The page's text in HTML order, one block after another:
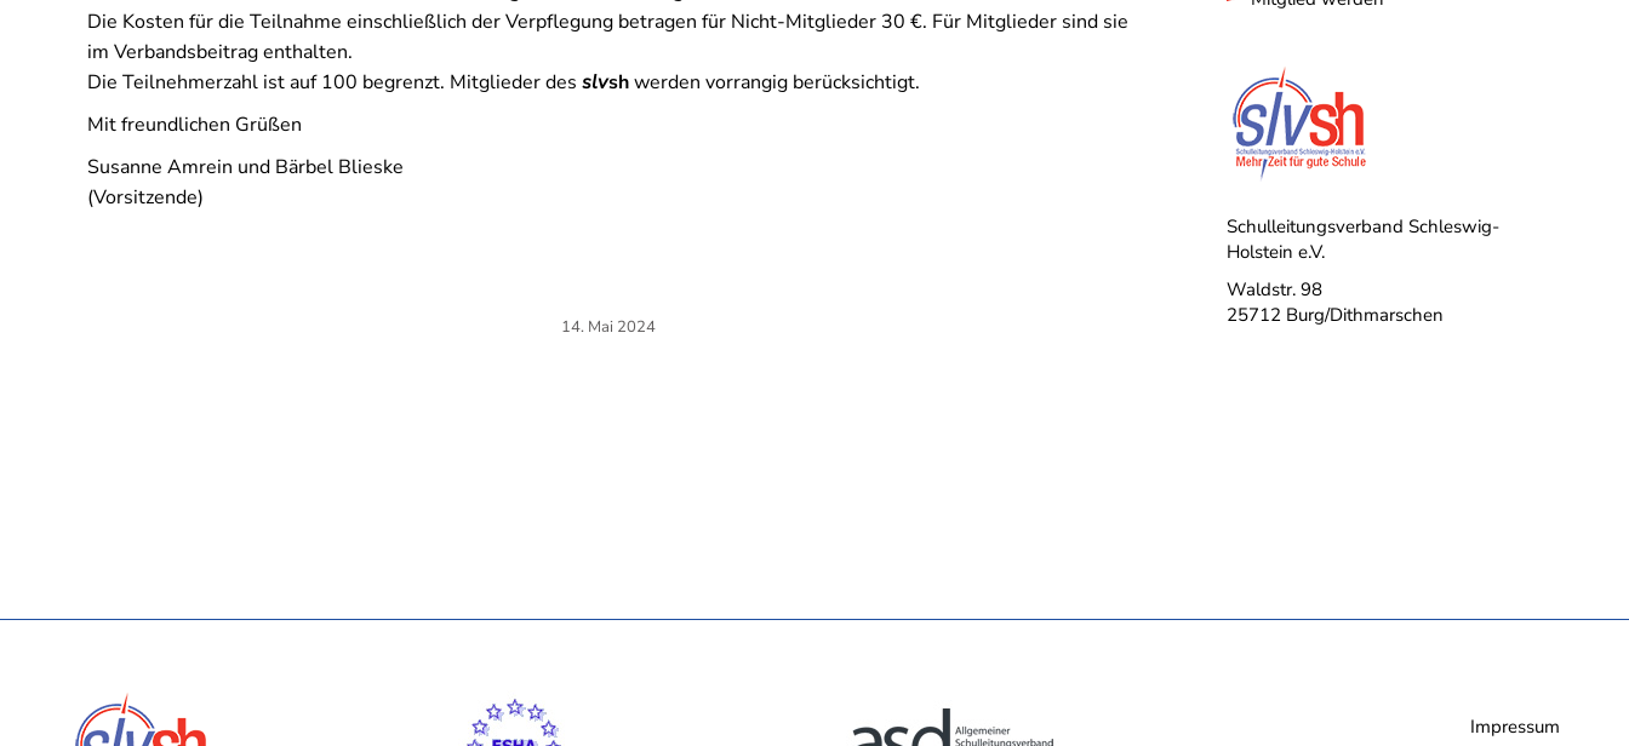
Die Kosten für die Teilnahme einschließlich der Verpflegung betragen für Nicht-Mitglieder 30 €. Für Mitglieder sind sie
im Verbandsbeitrag enthalten.
Die Teilnehmerzahl ist auf 100 begrenzt. Mitglieder des slvshwerden vorrangig berücksichtigt.
Mit freundlichen Grüßen
Susanne Amrein und Bärbel Blieske
(Vorsitzende)
14. Mai 2024
Schulleitungsverband Schleswig-
Holstein e.V.
Waldstr. 98
25712 Burg/Dithmarschen
Impressum